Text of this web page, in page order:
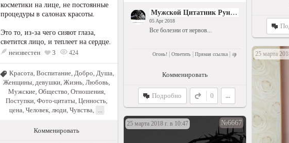
Мужской Цитатник Рунета
05 Apr 2018
Все болезни от нервов...
Огонь! Ответить Прямая ссылка
Комменировать
Подробно 0 ...
косметики на лице, не постоянные
процедуры в салонах красоты.
Это то, из-за чего сияют глаза,
светится лицо, и теплеет на сердце.
неизвестен
3 424
Красота Воспитание, Добро Душа
Женщины, девушки, Жизнь, Любовь,
Мужские, Общество, Отношения,
Поступки, Фото-цитаты, Ценность,
цена, Человек, люди, Чувства, ...
Комменировать
25 марта
25 марта 2018 г. в 10:47 №6667